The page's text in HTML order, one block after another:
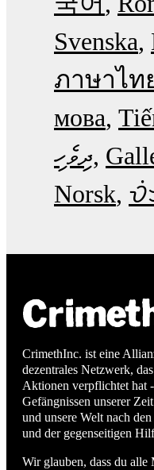
Svenska
ภาษาไท
мова
ދިވެހި
Norsk
CrimethInc. ist eine
dezentrales Netzwerk,
Aktionen verpflichtet hat
Gefängnissen unserer
und unsere Welt nach
und der gegenseitigen
Wir glauben, dass du alle